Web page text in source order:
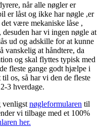
når alle nøgler er
er låst og ikke har nøgle ,er
være mekaniske låse ,
har vi ingen nøgle at
ud og adskille for at kunne
vanskelig at håndtere, da
og skal flyttes typisk med
fleste gange godt hjælpe i
os, så har vi den de fleste
3 hverdage.
venligst nøgleformularen til
vi tilbage med et 100%
her.